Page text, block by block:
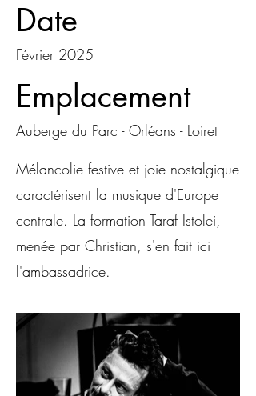
Date
Février 2025
Emplacement
Auberge du Parc - Orléans - Loiret
Mélancolie festive et joie nostalgique
caractérisent la musique d'Europe
centrale. La formation Taraf Istolei,
menée par Christian, s'en fait ici
l'ambassadrice.